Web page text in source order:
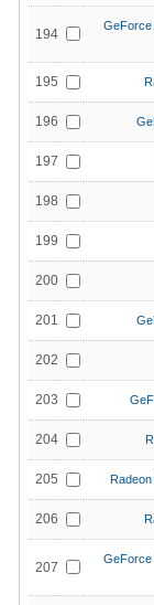
194
GeForce
195
196
197
198
199
200
201
202
203
204
205
206
207
GeForce